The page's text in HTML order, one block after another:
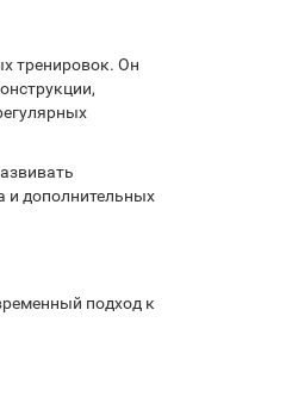
тренировок. Он
и дополнительных
подход к